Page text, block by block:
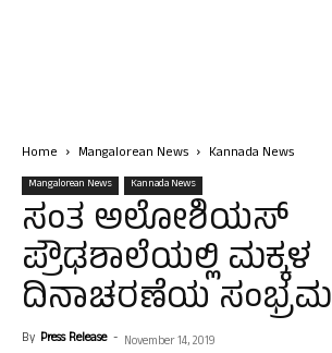
Home Mangalorean News Kannada News
Mangalorean News Kannada News
ಸಂತ ಅಲೋಶಿಯಸ್
ಪ್ರೌಢಶಾಲೆಯಲ್ಲಿ ಮಕ್ಕಳ
ದಿನಾಚರಣೆಯ ಸಂಭ್ರಮ
By Press Release - November 14, 2019